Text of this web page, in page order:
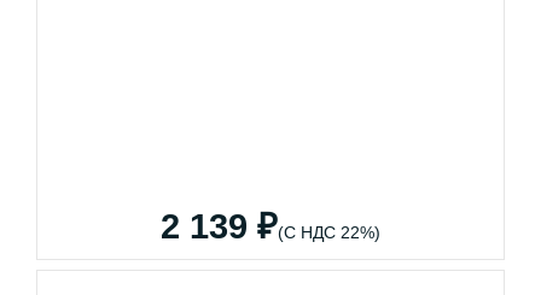
2 139 ₽(С НДС 22%)